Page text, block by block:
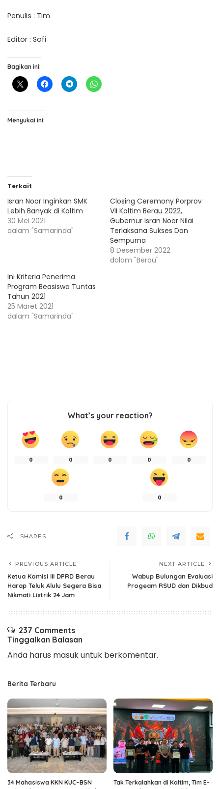
Penulis : Tim
Editor : Sofi
Bagikan ini:
Menyukai ini:
Terkait
Isran Noor Inginkan SMK
Lebih Banyak di Kaltim
30 Mei 2021
dalam "Samarinda"
Closing Ceremony Porprov
VII Kaltim Berau 2022,
Gubernur Isran Noor Nilai
Terlaksana Sukses Dan
Sempurna
8 Desember 2022
dalam "Berau"
Ini Kriteria Penerima
Program Beasiswa Tuntas
Tahun 2021
25 Maret 2021
dalam "Samarinda"
What’s your reaction?
0 0 0 0 0
0 0
SHARES
PREVIOUS ARTICLE
Ketua Komisi III DPRD Berau
Harap Teluk Alulu Segera Bisa
Nikmati Listrik 24 Jam
NEXT ARTICLE
Wabup Bulungan Evaluasi
Progeam RSUD dan Dikbud
237 Comments
Tinggalkan Balasan
Anda harus masukuntuk berkomentar.
Berita Terbaru
34 Mahasiswa KKN KUC–BSN
Tak Terkalahkan di Kaltim, Tim E-